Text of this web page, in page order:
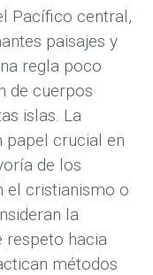
Pacífico central,
paisajes y
regla poco
de cuerpos
islas. La
papel crucial en
de los
el cristianismo o
la
respeto hacia
métodos